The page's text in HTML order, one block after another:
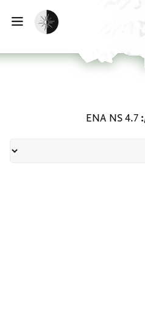
تفعيل الوضع المظلم
ENA NS 4.7